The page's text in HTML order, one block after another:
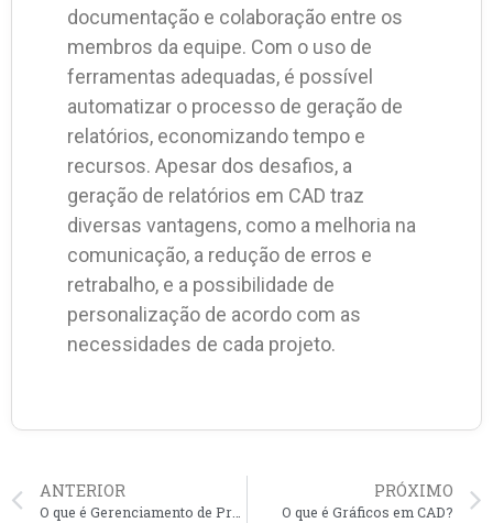
documentação e colaboração entre os
membros da equipe. Com o uso de
ferramentas adequadas, é possível
automatizar o processo de geração de
relatórios, economizando tempo e
recursos. Apesar dos desafios, a
geração de relatórios em CAD traz
diversas vantagens, como a melhoria na
comunicação, a redução de erros e
retrabalho, e a possibilidade de
personalização de acordo com as
necessidades de cada projeto.
ANTERIOR PRÓXIMO
O que é Gráficos em CAD?